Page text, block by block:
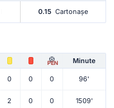
0.15 Cartonașe
PEN Minute
0 0 0 96'
2 0 0 1509'